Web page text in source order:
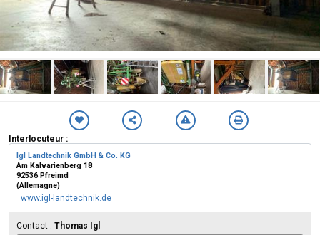
Interlocuteur :
Igl Landtechnik GmbH & Co. KG
Am Kalvarienberg 18
92536 Pfreimd
(Allemagne)
www.igl-landtechnik.de
Contact : Thomas Igl